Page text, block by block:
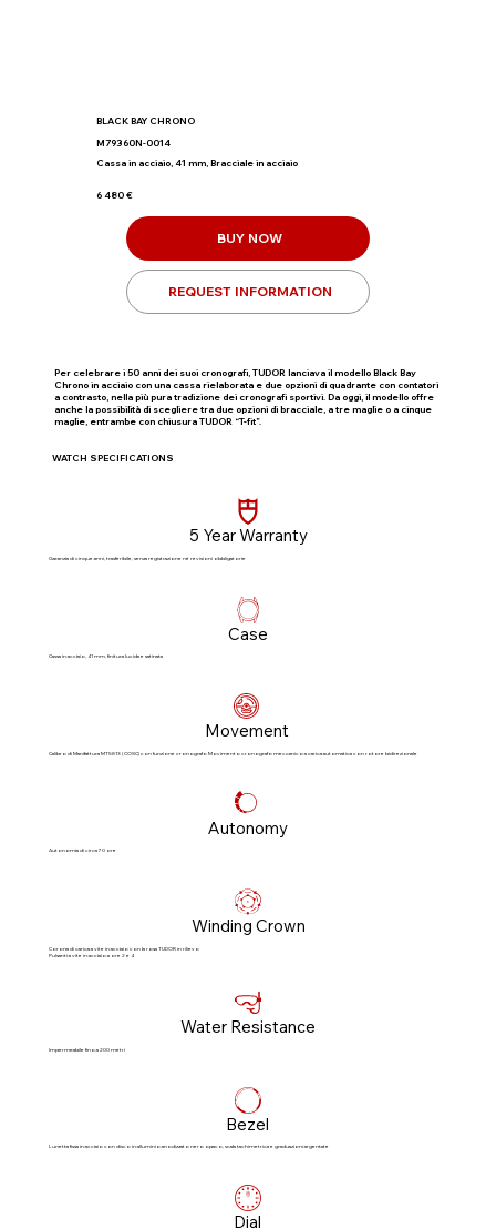
BLACK BAY CHRONO
M79360N-0014
Cassa in acciaio, 41 mm, Bracciale in acciaio
6 480 €
BUY NOW
REQUEST INFORMATION
Per celebrare i 50 anni dei suoi cronografi, TUDOR lanciava il modello Black Bay
Chrono in acciaio con una cassa rielaborata e due opzioni di quadrante con contatori
a contrasto, nella più pura tradizione dei cronografi sportivi. Da oggi, il modello offre
anche la possibilità di scegliere tra due opzioni di bracciale, a tre maglie o a cinque
maglie, entrambe con chiusura TUDOR “T-fit”.
WATCH SPECIFICATIONS
5 Year Warranty
Garanzia di cinque anni, trasferibile, senza registrazione né revisioni obbligatorie​
Case
Cassa in acciaio, 41 mm, finitura lucida e satinata
Movement
Calibro di Manifattura MT5813 (COSC) con funzione cronografo Movimento cronografo meccanico a carica automatica con rotore bidirezionale
Autonomy
Autonomia di circa 70 ore
Winding Crown
Corona di carica a vite in acciaio con la rosa TUDOR in rilievo
Pulsanti a vite in acciaio a ore 2 e 4
Water Resistance
Impermeabile fino a 200 metri
Bezel
Lunetta fissa in acciaio con disco in alluminio anodizzato nero opaco, scala tachimetrica e graduazioni argentate
Dial